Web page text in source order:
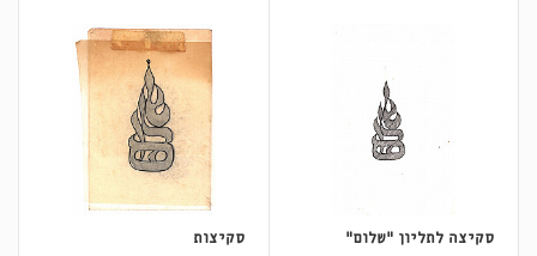
סקיצה לתליון "שלום"
סקיצות